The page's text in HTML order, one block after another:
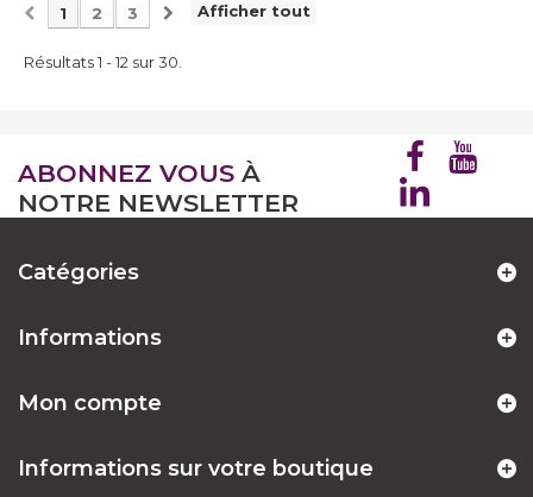
Afficher tout
1 2 3
Résultats 1 - 12 sur 30.
ABONNEZ VOUS À
NOTRE NEWSLETTER
Catégories
Informations
Mon compte
Informations sur votre boutique